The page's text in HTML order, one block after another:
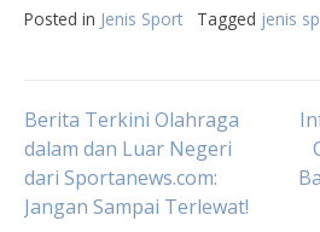
Posted in Jenis Sport Tagged jenis
Post
navigation
Berita Terkini Olahraga
dalam dan Luar Negeri
dari Sportanews.com:
Jangan Sampai Terlewat!